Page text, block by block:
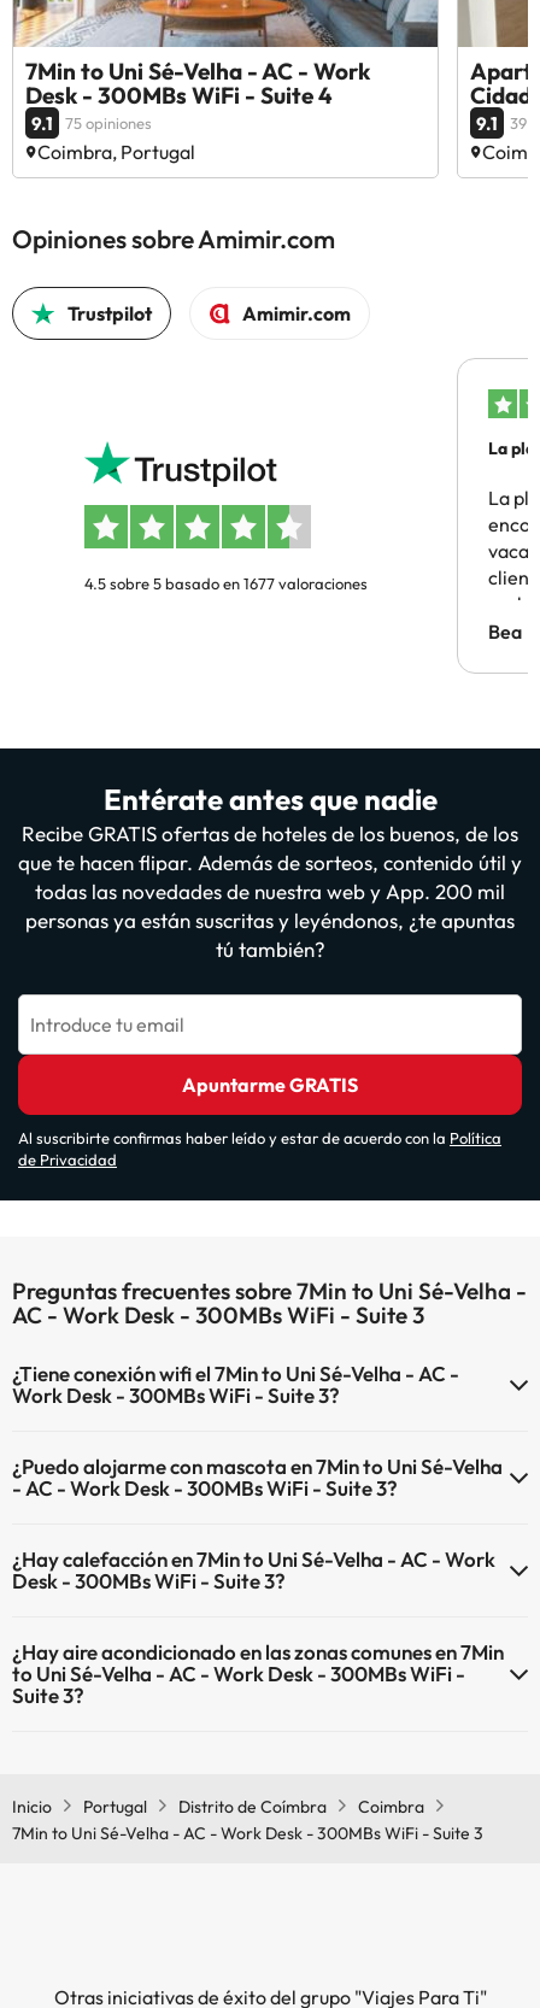
7Min to Uni Sé-Velha - AC - Work
Desk - 300MBs WiFi - Suite 4
9.1 75 opiniones
Coimbra, Portugal
9.1 39
Opiniones sobre Amimir.com
Trustpilot Amimir.com
4.5 sobre 5 basado en 1677 valoraciones
La
La
Bea
Entérate antes que nadie
Recibe GRATIS ofertas de hoteles de los buenos, de los
que te hacen flipar. Además de sorteos, contenido útil y
todas las novedades de nuestra web y App. 200 mil
personas ya están suscritas y leyéndonos, ¿te apuntas
tú también?
Introduce tu email
Apuntarme GRATIS
Al suscribirte confirmas haber leído y estar de acuerdo con la Política
de Privacidad
Preguntas frecuentes sobre 7Min to Uni Sé-Velha -
AC - Work Desk - 300MBs WiFi - Suite 3
¿Tiene conexión wifi el 7Min to Uni Sé-Velha - AC -
Work Desk - 300MBs WiFi - Suite 3?
dispone de Wi-Fi.
¿Puedo alojarme con mascota en 7Min to Uni Sé-Velha
- AC - Work Desk - 300MBs WiFi - Suite 3?
no se admiten mascotas.
¿Hay calefacción en 7Min to Uni Sé-Velha - AC - Work
Desk - 300MBs WiFi - Suite 3?
tiene calefacción en las zonas comunes.
¿Hay aire acondicionado en las zonas comunes en 7Min
to Uni Sé-Velha - AC - Work Desk - 300MBs WiFi -
Suite 3?
Inicio
Portugal Distrito de Coímbra
Coimbra
7Min to Uni Sé-Velha - AC - Work Desk - 300MBs WiFi - Suite 3
Otras iniciativas de éxito del grupo "Viajes Para Ti"